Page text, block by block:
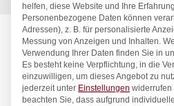
helfen, diese Website und Ihre
Personenbezogene Daten können
Adressen), z. B. für personalisierte
Messung von Anzeigen und Inhalten.
Verwendung Ihrer Daten finden Sie in
Es besteht keine Verpflichtung, in die
einzuwilligen, um dieses Angebot zu
jederzeit unter Einstellungen widerrufen
beachten Sie, dass aufgrund